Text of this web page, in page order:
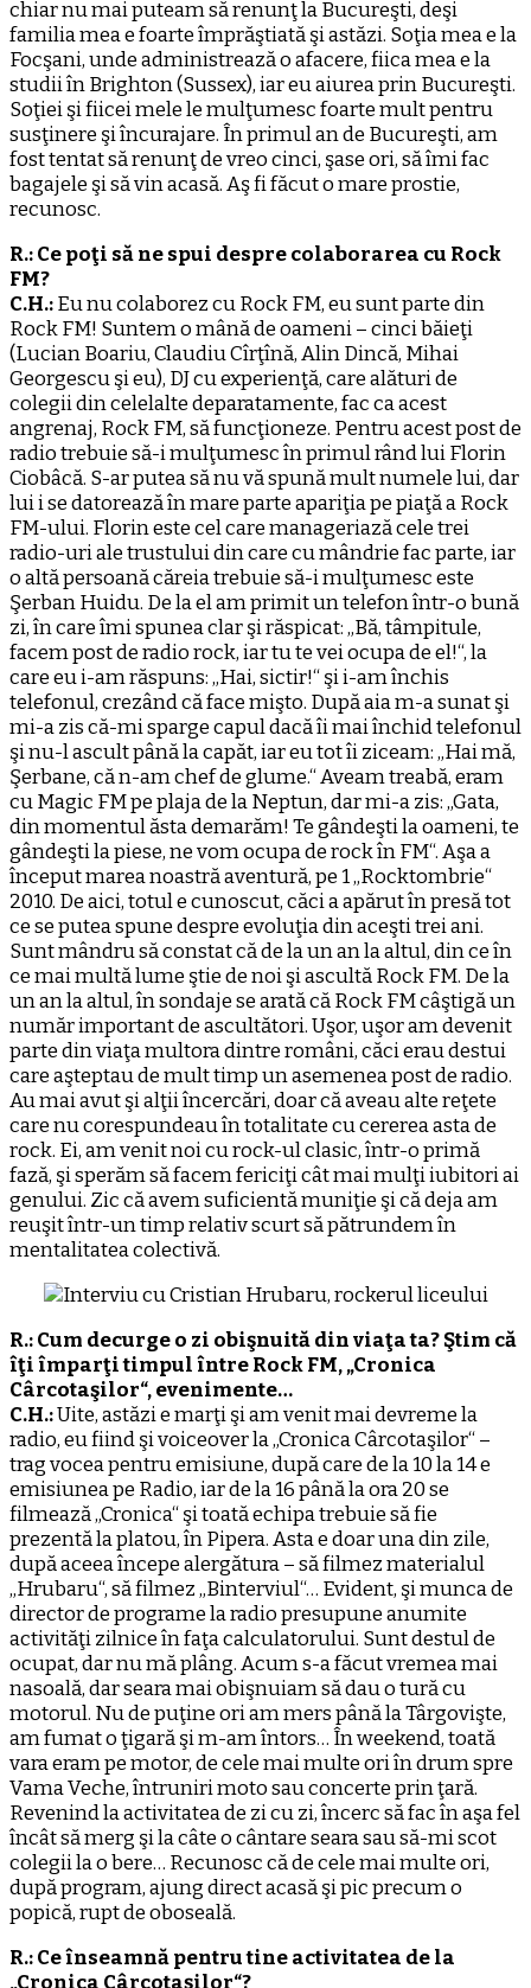
chiar nu mai puteam să renunţ la Bucureşti, deşi
familia mea e foarte împrăştiată şi astăzi. Soţia mea e la
Focşani, unde administrează o afacere, fiica mea e la
studii în Brighton (Sussex), iar eu aiurea prin Bucureşti.
Soţiei şi fiicei mele le mulţumesc foarte mult pentru
susţinere şi încurajare. În primul an de Bucureşti, am
fost tentat să renunţ de vreo cinci, şase ori, să îmi fac
bagajele şi să vin acasă. Aş fi făcut o mare prostie,
recunosc.
R.: Ce poţi să ne spui despre colaborarea cu Rock
FM?
C.H.:Eu nu colaborez cu Rock FM, eu sunt parte din
Rock FM! Suntem o mână de oameni – cinci băieţi
(Lucian Boariu, Claudiu Cîrţînă, Alin Dincă, Mihai
Georgescu şi eu), DJ cu experienţă, care alături de
colegii din celelalte deparatamente, fac ca acest
angrenaj, Rock FM, să funcţioneze. Pentru acest post de
radio trebuie să-i mulţumesc în primul rând lui Florin
Ciobâcă. S-ar putea să nu vă spună mult numele lui, dar
lui i se datorează în mare parte apariţia pe piaţă a Rock
FM-ului. Florin este cel care manageriază cele trei
radio-uri ale trustului din care cu mândrie fac parte, iar
o altă persoană căreia trebuie să-i mulţumesc este
Şerban Huidu. De la el am primit un telefon într-o bună
zi, în care îmi spunea clar şi răspicat: „Bă, tâmpitule,
facem post de radio rock, iar tu te vei ocupa de el!“, la
care eu i-am răspuns: „Hai, sictir!“ şi i-am închis
telefonul, crezând că face mişto. După aia m-a sunat şi
mi-a zis că-mi sparge capul dacă îi mai închid telefonul
şi nu-l ascult până la capăt, iar eu tot îi ziceam: „Hai mă,
Şerbane, că n-am chef de glume.“ Aveam treabă, eram
cu Magic FM pe plaja de la Neptun, dar mi-a zis: „Gata,
din momentul ăsta demarăm! Te gândeşti la oameni, te
gândeşti la piese, ne vom ocupa de rock în FM“. Aşa a
început marea noastră aventură, pe 1 „Rocktombrie“
2010. De aici, totul e cunoscut, căci a apărut în presă tot
ce se putea spune despre evoluţia din aceşti trei ani.
Sunt mândru să constat că de la un an la altul, din ce în
ce mai multă lume ştie de noi şi ascultă Rock FM. De la
un an la altul, în sondaje se arată că Rock FM câştigă un
număr important de ascultători. Uşor, uşor am devenit
parte din viaţa multora dintre români, căci erau destui
care aşteptau de mult timp un asemenea post de radio.
Au mai avut şi alţii încercări, doar că aveau alte reţete
care nu corespundeau în totalitate cu cererea asta de
rock. Ei, am venit noi cu rock-ul clasic, într-o primă
fază, şi sperăm să facem fericiţi cât mai mulţi iubitori ai
genului. Zic că avem suficientă muniţie şi că deja am
reuşit într-un timp relativ scurt să pătrundem în
mentalitatea colectivă.
R.: Cum decurge o zi obişnuită din viaţa ta? Ştim că
îţi împarţi timpul între Rock FM, „Cronica
Cârcotaşilor“, evenimente…
C.H.:Uite, astăzi e marţi şi am venit mai devreme la
radio, eu fiind şi voiceover la „Cronica Cârcotaşilor“ –
trag vocea pentru emisiune, după care de la 10 la 14 e
emisiunea pe Radio, iar de la 16 până la ora 20 se
filmează „Cronica“ şi toată echipa trebuie să fie
prezentă la platou, în Pipera. Asta e doar una din zile,
după aceea începe alergătura – să filmez materialul
„Hrubaru“, să filmez „Binterviul“… Evident, şi munca de
director de programe la radio presupune anumite
activităţi zilnice în faţa calculatorului. Sunt destul de
ocupat, dar nu mă plâng. Acum s-a făcut vremea mai
nasoală, dar seara mai obişnuiam să dau o tură cu
motorul. Nu de puţine ori am mers până la Târgovişte,
am fumat o ţigară şi m-am întors… În weekend, toată
vara eram pe motor, de cele mai multe ori în drum spre
Vama Veche, întruniri moto sau concerte prin ţară.
Revenind la activitatea de zi cu zi, încerc să fac în aşa fel
încât să merg şi la câte o cântare seara sau să-mi scot
colegii la o bere… Recunosc că de cele mai multe ori,
după program, ajung direct acasă şi pic precum o
popică, rupt de oboseală.
R.: Ce înseamnă pentru tine activitatea de la